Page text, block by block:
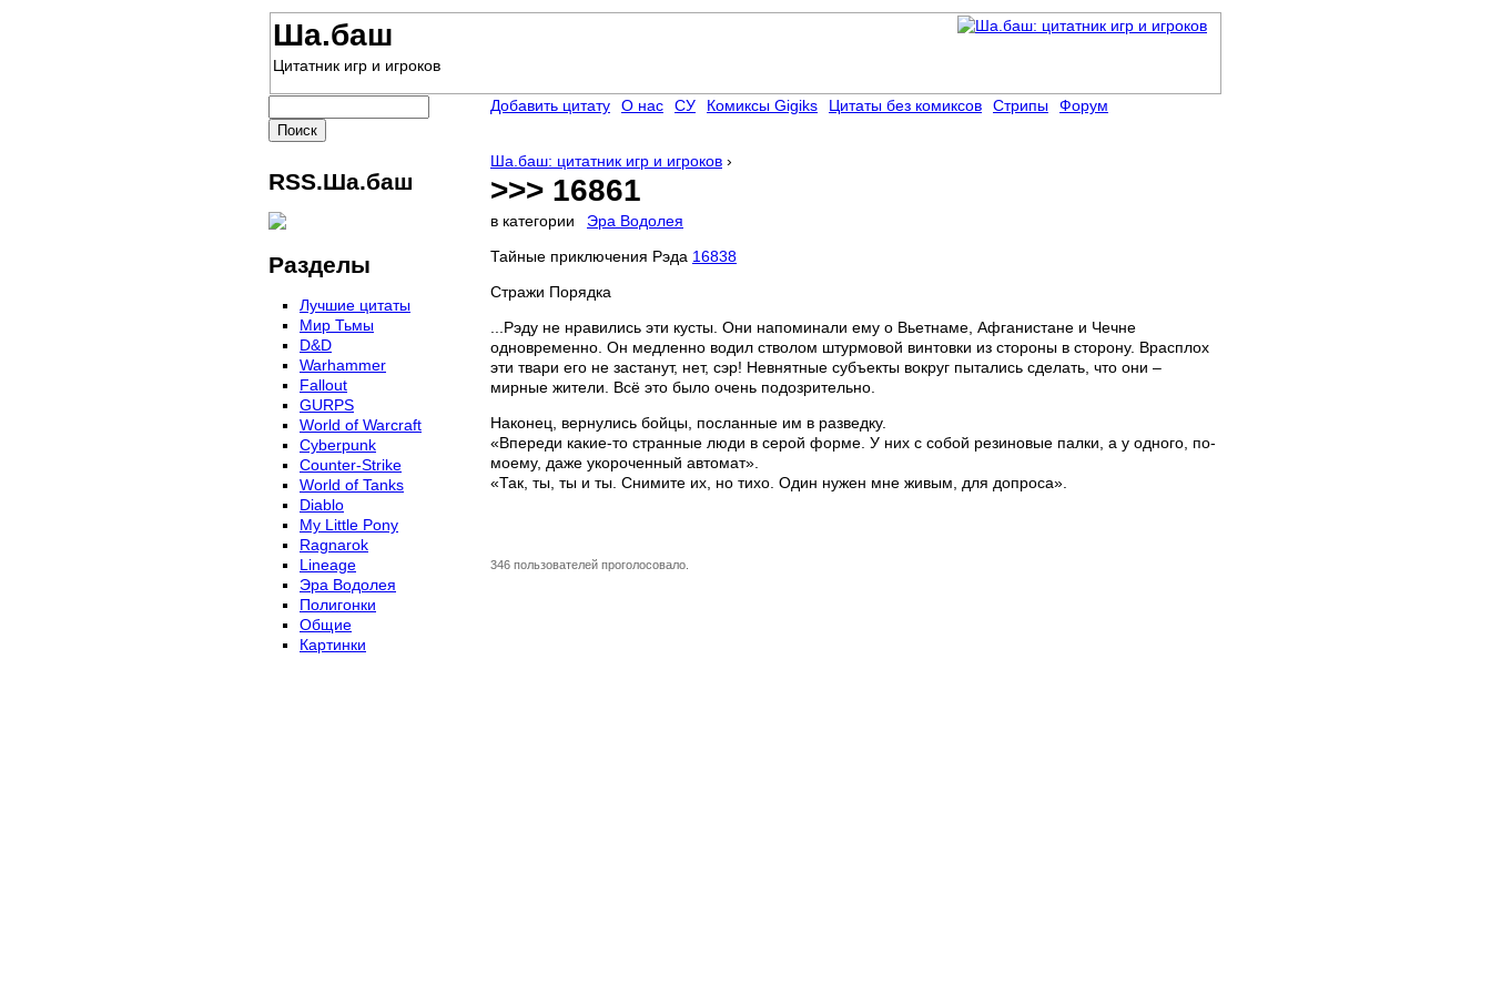
Ша.баш
Цитатник игр и игроков
Ша.баш: цитатник игр и игроков ›
>>> 16861
в категории
Эра Водолея
Тайные приключения Рэда 16838
Стражи Порядка
...Рэду не нравились эти кусты. Они напоминали ему о Вьетнаме, Афганистане и Чечне
одновременно. Он медленно водил стволом штурмовой винтовки из стороны в сторону. Врасплох
эти твари его не застанут, нет, сэр! Невнятные субъекты вокруг пытались сделать, что они –
мирные жители. Всё это было очень подозрительно.
Наконец, вернулись бойцы, посланные им в разведку.
«Впереди какие-то странные люди в серой форме. У них с собой резиновые палки, а у одного, по-
моему, даже укороченный автомат».
«Так, ты, ты и ты. Снимите их, но тихо. Один нужен мне живым, для допроса».
346 пользователей проголосовало.
Добавить цитату О нас СУ Комиксы Gigiks Цитаты без комиксов Стрипы Форум
RSS.Ша.баш
Разделы
Лучшие цитаты
Мир Тьмы
D&D
Warhammer
Fallout
GURPS
World of Warcraft
Сyberpunk
Counter-Strike
World of Tanks
Diablo
My Little Pony
Ragnarok
Lineage
Эра Водолея
Полигонки
Общие
Картинки